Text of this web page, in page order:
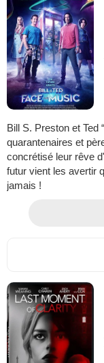
Bill S. Preston et Ted
quarantenaires et
concrétisé leur rêve
futur vient les avertir
jamais !